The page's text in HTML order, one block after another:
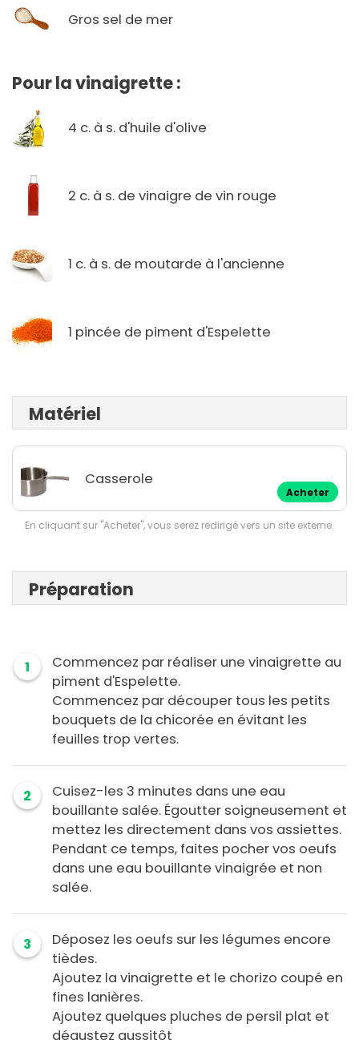
Gros sel de mer
Pour la vinaigrette :
4 c. à s. d'huile d'olive
2 c. à s. de vinaigre de vin rouge
1 c. à s. de moutarde à l'ancienne
1 pincée de piment d'Espelette
Matériel
Casserole
Acheter
En cliquant sur "Acheter", vous serez redirigé vers un site externe.
Préparation
1
Commencez par réaliser une vinaigrette au
piment d'Espelette.
Commencez par découper tous les petits
bouquets de la chicorée en évitant les
feuilles trop vertes.
2
Cuisez-les 3 minutes dans une eau
bouillante salée. Égoutter soigneusement et
mettez les directement dans vos assiettes.
Pendant ce temps, faites pocher vos oeufs
dans une eau bouillante vinaigrée et non
salée.
3
Déposez les oeufs sur les légumes encore
tièdes.
Ajoutez la vinaigrette et le chorizo coupé en
fines lanières.
Ajoutez quelques pluches de persil plat et
dégustez aussitôt